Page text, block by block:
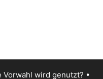
wird genutzt? •